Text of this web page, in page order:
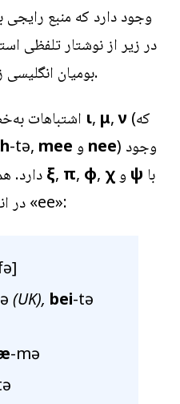
وجود دارد که منبع رایجی
در زیر از نوشتار تلفظی
بومیان انگلیسی زبان به راحتی قابل درک باشد.
ι, μ,ν (که
-tə, mee nee) وجود
ξ, π, φ, χ ψ
» در انتها تلفظ می‌شوند، نه «ee»:
(UK), bei-tə
-mə